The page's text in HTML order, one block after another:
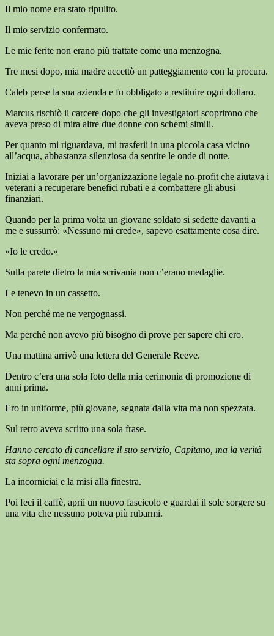
Il mio nome era stato ripulito.
Il mio servizio confermato.
Le mie ferite non erano più trattate come una menzogna.
Tre mesi dopo, mia madre accettò un patteggiamento con la procura.
Caleb perse la sua azienda e fu obbligato a restituire ogni dollaro.
Marcus rischiò il carcere dopo che gli investigatori scoprirono che
aveva preso di mira altre due donne con schemi simili.
Per quanto mi riguardava, mi trasferii in una piccola casa vicino
all’acqua, abbastanza silenziosa da sentire le onde di notte.
Iniziai a lavorare per un’organizzazione legale no-profit che aiutava i
veterani a recuperare benefici rubati e a combattere gli abusi
finanziari.
Quando per la prima volta un giovane soldato si sedette davanti a
me e sussurrò: «Nessuno mi crede», sapevo esattamente cosa dire.
«Io le credo.»
Sulla parete dietro la mia scrivania non c’erano medaglie.
Le tenevo in un cassetto.
Non perché me ne vergognassi.
Ma perché non avevo più bisogno di prove per sapere chi ero.
Una mattina arrivò una lettera del Generale Reeve.
Dentro c’era una sola foto della mia cerimonia di promozione di
anni prima.
Ero in uniforme, più giovane, segnata dalla vita ma non spezzata.
Sul retro aveva scritto una sola frase.
Hanno cercato di cancellare il suo servizio, Capitano, ma la verità
sta sopra ogni menzogna.
La incorniciai e la misi alla finestra.
Poi feci il caffè, aprii un nuovo fascicolo e guardai il sole sorgere su
una vita che nessuno poteva più rubarmi.